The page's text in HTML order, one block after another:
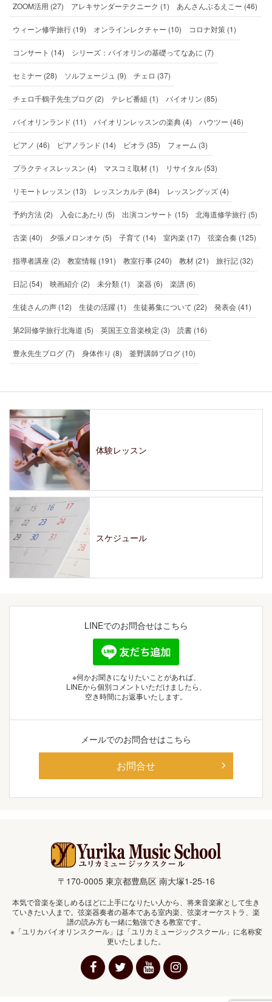
ZOOM活用 (27) アレキサンダーテクニーク (1) あんさんぶるえこー (46)
ウィーン修学旅行 (19) オンラインレクチャー (10) コロナ対策 (1)
コンサート (14) シリーズ：バイオリンの基礎ってなあに (7)
セミナー (28) ソルフェージュ (9) チェロ (37)
チェロ千鶴子先生ブログ (2) テレビ番組 (1) バイオリン (85)
バイオリンランド (11) バイオリンレッスンの楽典 (4) ハウツー (46)
ピアノ (46) ピアノランド (14) ビオラ (35) フォーム (3)
プラクティスレッスン (4) マスコミ取材 (1) リサイタル (53)
リモートレッスン (13) レッスンカルテ (84) レッスングッズ (4)
予約方法 (2) 入会にあたり (5) 出演コンサート (15) 北海道修学旅行 (5)
古楽 (40) 夕張メロンオケ (5) 子育て (14) 室内楽 (17) 弦楽合奏 (125)
指導者講座 (2) 教室情報 (191) 教室行事 (240) 教材 (21) 旅行記 (32)
日記 (54) 映画紹介 (2) 未分類 (1) 楽器 (6) 楽譜 (6)
生徒さんの声 (12) 生徒の活躍 (1) 生徒募集について (22) 発表会 (41)
第2回修学旅行北海道 (5) 英国王立音楽検定 (3) 読書 (16)
豊永先生ブログ (7) 身体作り (8) 釜野講師ブログ (10)
LINEでのお問合せはこちら
※何かお聞きになりたいことがあれば、
LINEから個別コメントいただけましたら、
空き時間にお返事いたします。
メールでのお問合せはこちら
お問合せ
体験レッスン
スケジュール
〒170-0005 東京都豊島区 南大塚1-25-16
本気で音楽を楽しめるほどに上手になりたい人から、将来音楽家として生き
ていきたい人まで。弦楽器奏者の基本である室内楽、弦楽オーケストラ、楽
譜の読み方も一緒に勉強できる教室です。
※「ユリカバイオリンスクール」は「ユリカミュージックスクール」に名称変
更いたしました。